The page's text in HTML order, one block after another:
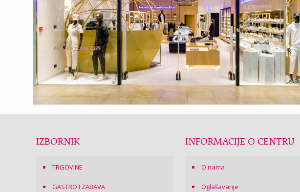
IZBORNIK
TRGOVINE
GASTRO I ZABAVA
INFORMACIJE O CENTRU
O nama
Oglašavanje